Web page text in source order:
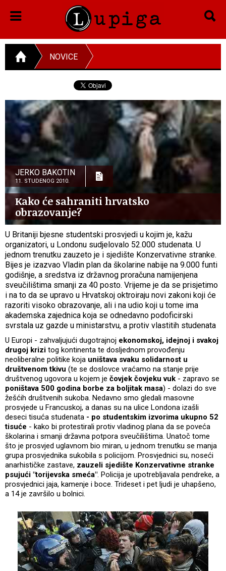
NOVICE
JERKO BAKOTIN
11. STUDENOG 2010.
Kako će sahraniti hrvatsko
obrazovanje?
U Britaniji bjesne studentski prosvjedi u kojim je, kažu
organizatori, u Londonu sudjelovalo 52.000 studenata. U
jednom trenutku zauzeto je i sjedište Konzervativne stranke.
Bijes je izazvao Vladin plan da školarine nabije na 9.000 funti
godišnje, a sredstva iz državnog proračuna namijenjena
sveučilištima smanji za 40 posto. Vrijeme je da se prisjetimo
i na to da se upravo u Hrvatskoj oktroiraju novi zakoni koji će
razoriti visoko obrazovanje, ali i na udio koji u tome ima
akademska zajednica koja se odnedavno podoficirski
svrstala uz gazde u ministarstvu, a protiv vlastitih studenata
U Europi - zahvaljujući dugotrajnoj ekonomskoj, idejnoj i svakoj
drugoj krizi tog kontinenta te dosljednom provođenju
neoliberalne politike koja uništava svaku solidarnost u
društvenom tkivu (te se doslovce vraćamo na stanje prije
društvenog ugovora u kojem je čovjek čovjeku vuk - zapravo se
poništava 500 godina borbe za boljitak masa) - dolazi do sve
žešćih društvenih sukoba. Nedavno smo gledali masovne
prosvjede u Francuskoj, a danas su na ulice Londona izašli
deseci tisuća studenata - po studentskim izvorima ukupno 52
tisuće - kako bi protestirali protiv vladinog plana da se poveća
školarina i smanji državna potpora sveučilištima. Unatoč tome
što je prosvjed uglavnom bio miran, u jednom trenutku se manja
grupa prosvjednika sukobila s policijom. Prosvjednici su, noseći
anarhističke zastave, zauzeli sjedište Konzervativne stranke
psujući "torijevska smeća". Policija je upotrebljavala pendreke, a
prosvjednici jaja, kamenje i boce. Trideset i pet ljudi je uhapšeno,
a 14 je završilo u bolnici.